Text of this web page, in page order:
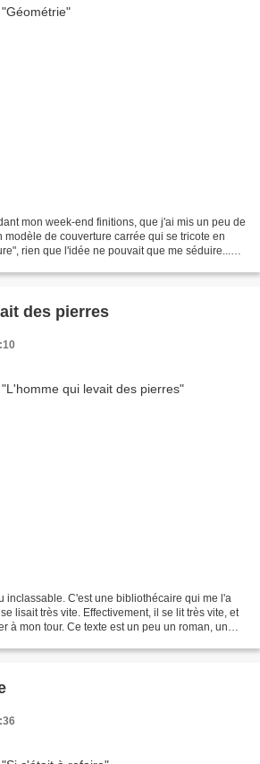
mon week-end finitions, que j'ai mis un peu de
modèle de couverture carrée qui se tricote en
rien que l'idée ne pouvait que me séduire...
des pierres
inclassable. C'est une bibliothécaire qui me l'a
lisait très vite. Effectivement, il se lit très vite, et
à mon tour. Ce texte est un peu un roman, un